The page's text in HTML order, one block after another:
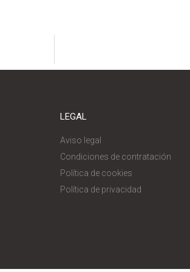
LEGAL
Aviso legal
Condiciones de contratación
Política de cookies
Política de privacidad